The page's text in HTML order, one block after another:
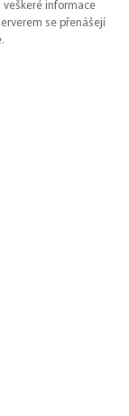
informace
se přenášejí